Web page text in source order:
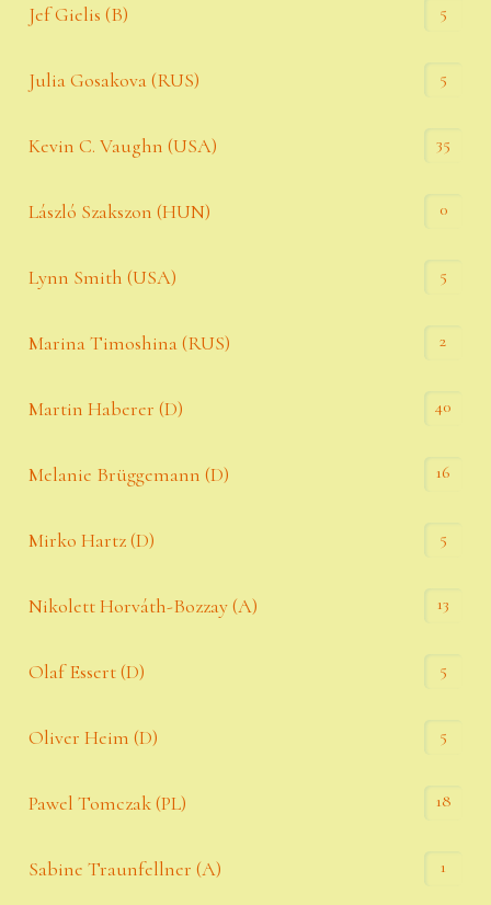
Jef Gielis (B) 5
Julia Gosakova (RUS) 5
Kevin C. Vaughn (USA) 35
László Szakszon (HUN) 0
Lynn Smith (USA) 5
Marina Timoshina (RUS) 2
Martin Haberer (D) 40
Melanie Brüggemann (D) 16
Mirko Hartz (D) 5
Nikolett Horváth-Bozzay (A) 13
Olaf Essert (D) 5
Oliver Heim (D) 5
Pawel Tomczak (PL) 18
Sabine Traunfellner (A) 1